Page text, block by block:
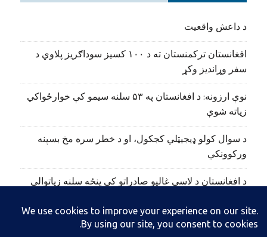
د داعش واقعیت
افغانستان ترکمنستان ته د ۱۰۰ کسیز سوداګریز پلاوي د
سفر وړاندیز وکړ
نوې ارزونه: د افغانستان په ۵۳ سلنه سیمو کې خوارځواکي
زیاته شوې
د سوال کولو ډیجیټلي کجکول، او د خطر سره مخ بسپنه
ورکوونکي
د افغانستان د لاسي غالیو صادراتو کې پنځه سلنه زیاتوالی